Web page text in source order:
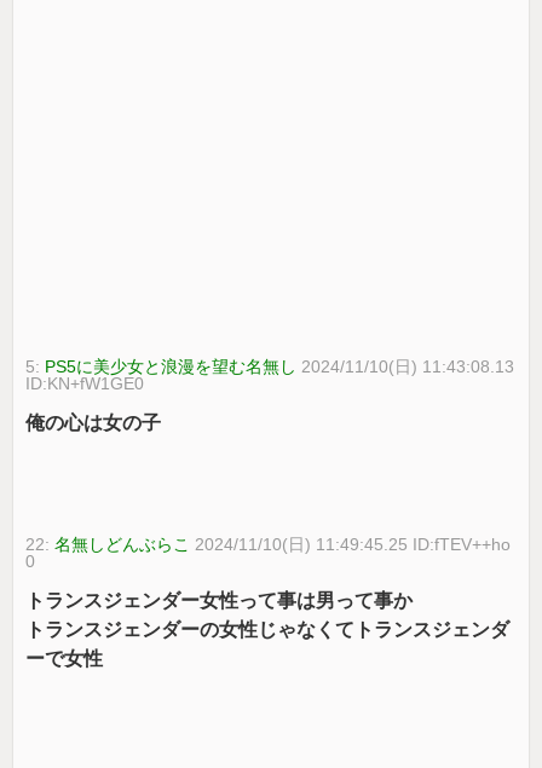
5: PS5に美少女と浪漫を望む名無し 2024/11/10(日) 11:43:08.13
ID:KN+fW1GE0
俺の心は女の子
22:名無しどんぶらこ 2024/11/10(日) 11:49:45.25 ID:fTEV++ho
0
トランスジェンダー女性って事は男って事か
トランスジェンダーの女性じゃなくてトランスジェンダ
ーで女性